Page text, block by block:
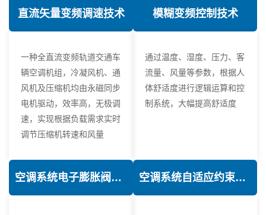
直流矢量变频调速技术
一种全直流变频轨道交通车
辆空调机组，冷凝风机、通
风机及压缩机均由永磁同步
电机驱动，效率高，无极调
速，实现根据负载需求实时
调节压缩机转速和风量
模糊变频控制技术
通过温度、湿度、压力、客
流量、风量等参数，根据人
体舒适度进行逻辑运算和控
制系统，大幅提高舒适度
空调系统电子膨胀阀热力学优化技术 空调系统自适应约束控制技术